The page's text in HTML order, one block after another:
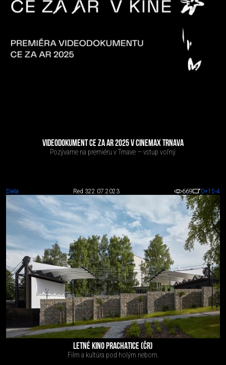
VIDEODOKUMENT CE ZA AR 2025 V CINEMAX TRNAVA
Pozývame na premiéru v Trnave — vstup voľný.
Diela Red 322.07.2023 669 0+15-4
LETNÉ KINO PRACHATICE (ČR)
Film a kultúra pod holým nebom.